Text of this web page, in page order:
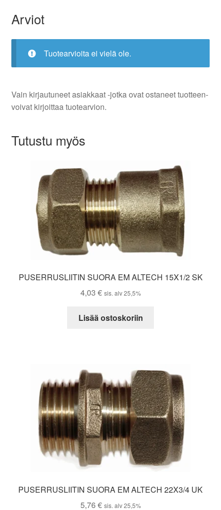
Arviot
Tuotearvioita ei vielä ole.
Vain kirjautuneet asiakkaat -jotka ovat ostaneet tuotteen-
voivat kirjoittaa tuotearvion.
Tutustu myös
PUSERRUSLIITIN SUORA EM ALTECH 15X1/2 SK
4,03 € sis. alv 25,5%
Lisää ostoskoriin
PUSERRUSLIITIN SUORA EM ALTECH 22X3/4 UK
5,76 € sis. alv 25,5%